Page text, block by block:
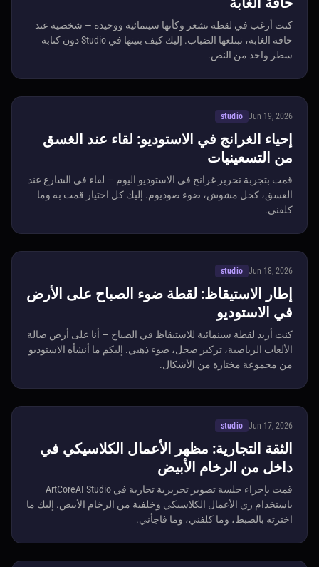
كنت أرغب في لقطة تشعر وكأنها سينمائية ووحيدة — شخصية عند
حافة الغابة، تبتلعها الضباب. إليك كيف بنيتها في Studio دون كتابة
سطر واحد من النص.
Jun 19, 2026
studio
إحياء الغرانج في الاستوديو: لقاء عند الغسق
من التسعينيات
قمت بتجربة تحرير غرانج في الاستوديو اليوم — لقاء في الشارع عند
الغسق، كحل مشوش، ضوء صوديوم. إليك كل اختيار قمت به وما
كلفني.
Jun 18, 2026
studio
إطار الاستيقاظ: لقطة ضوء الصباح على الأرض
في الاستوديو
كنت أريد لقطة سينمائية للاستيقاظ في الصباح — أنا على أرض صالة
الألعاب الرياضية، تركيز ضحل، ضوء ذهبي. إليكم ما أنشأه الاستوديو
من مجموعة مختارة من الأشكال.
Jun 17, 2026
studio
الثقة التجارية: مظهر الأعمال الكلاسيكي في
داخل من الرخام الأبيض
قمت بإجراء جلسة تصوير تحريرية تجارية في ArtCoreAI Studio
باستخدام زي الأعمال الكلاسيكي وخلفية من الرخام الأبيض. إليك ما
اخترته بالضبط، وما كلفني، وما فاجأني.